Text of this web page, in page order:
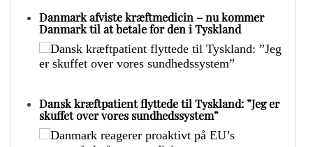
Danmark afviste kræftmedicin – nu kommer
Danmark til at betale for den i Tyskland
Dansk kræftpatient flyttede til Tyskland: ”Jeg er
skuffet over vores sundhedssystem”